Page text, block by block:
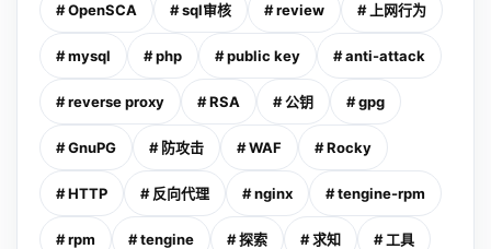
# OpenSCA # sql审核 # review # 上网行为
# mysql # php # public key # anti-attack
# reverse proxy # RSA # 公钥 # gpg
# GnuPG # 防攻击 # WAF # Rocky
# HTTP # 反向代理 # nginx # tengine-rpm
# rpm # tengine # 探索 # 求知 # 工具